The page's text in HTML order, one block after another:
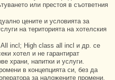
или престоя в съответния
цените и условията за
на територията на хотелския
incl; High class all incl и др. се
хотел и не гарантират
храни, напитки и услуги.
в концепцията си, без да
за наложените промени.